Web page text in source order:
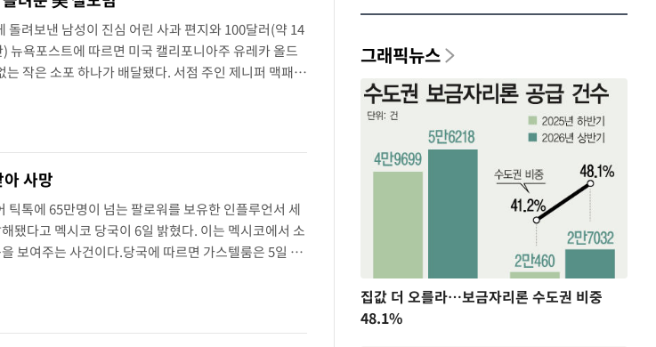
려보낸 남성이 진심 어린 사과 편지와 100달러(약 14
뉴욕포스트에 따르면 미국 캘리포니아주 유레카 올드
작은 소포 하나가 배달됐다. 서점 주인 제니퍼 맥패든
40년 전 도난당했던 희귀 초판본과 장문의 사과 편지
사망
톡에 65만명이 넘는 팔로워를 보유한 인플루언서 세
됐다고 멕시코 당국이 6일 밝혔다. 이는 멕시코에서 소
보여주는 사건이다.당국에 따르면 가스텔룸은 5일 밤
코 당국은 그의 살해가 카르텔 폭력과 연관돼 있다고
그래픽뉴스
집값 더 오를라…보금자리론 수도권 비중
48.1%